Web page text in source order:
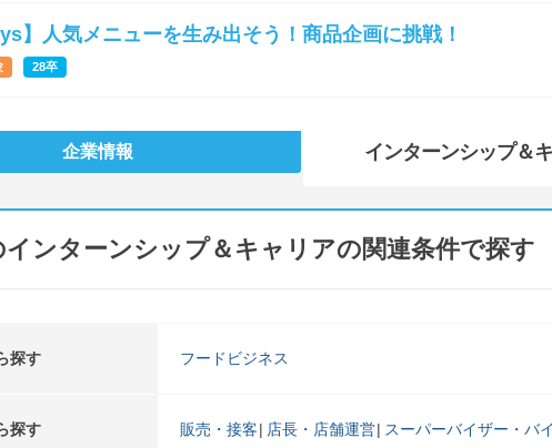
】人気メニューを生み出そう！商品企画に挑戦！
28卒
企業情報 インターンシップ＆
インターンシップ＆キャリアの関連条件で探す
探す フードビジネス
探す 販売・接客 店長・店舗運営 スーパーバイザー・バ